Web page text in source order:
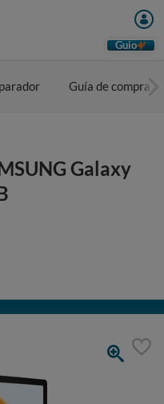
Guio
Guía de compra
Galaxy